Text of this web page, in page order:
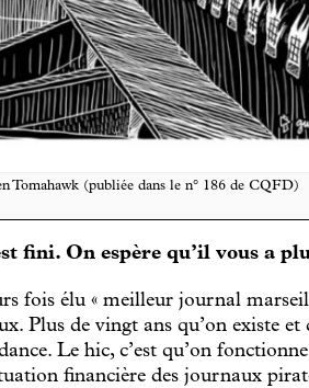
Tomahawk (publiée dans le n° 186 de CQFD)
fini. On espère qu’il vous a
fois élu « meilleur journal
Plus de vingt ans qu’on existe et
Le hic, c’est qu’on
financière des journaux